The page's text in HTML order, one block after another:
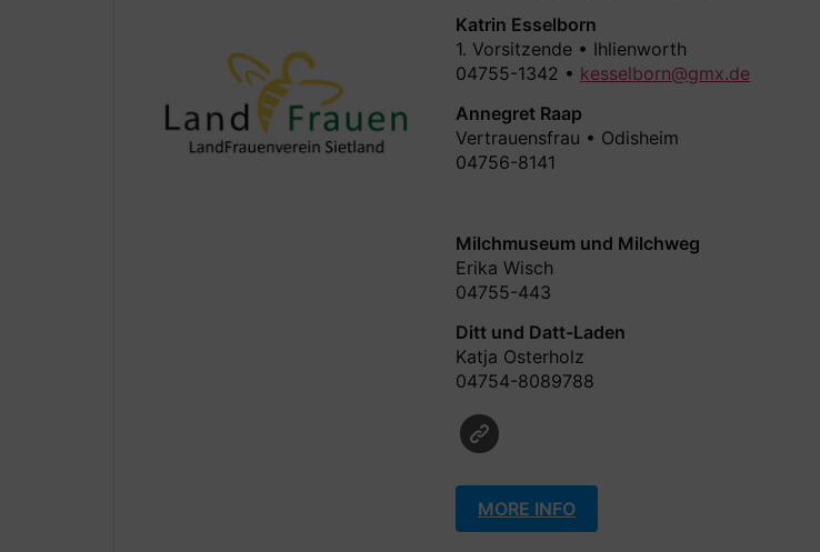
Katrin Esselborn
1. Vorsitzende • Ihlienworth
04755-1342 • kesselborn@gmx.de
Annegret Raap
Vertrauensfrau • Odisheim
04756-8141
Milchmuseum und Milchweg
Erika Wisch
04755-443
Ditt und Datt-Laden
Katja Osterholz
04754-8089788
MORE INFO